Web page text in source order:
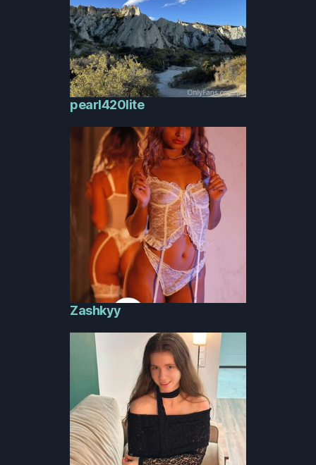
pearl420lite
Zashkyy